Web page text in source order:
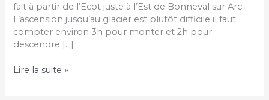
fait à partir de l’Ecot juste à l’Est de Bonneval sur Arc.
L’ascension jusqu’au glacier est plutôt difficile il faut
compter environ 3h pour monter et 2h pour
descendre […]
Randonnées
Lire la suite »